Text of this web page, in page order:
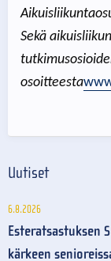
Sekä
osoitteesta
Uutiset
6.8.2026
Esteratsastuksen
kärkeen